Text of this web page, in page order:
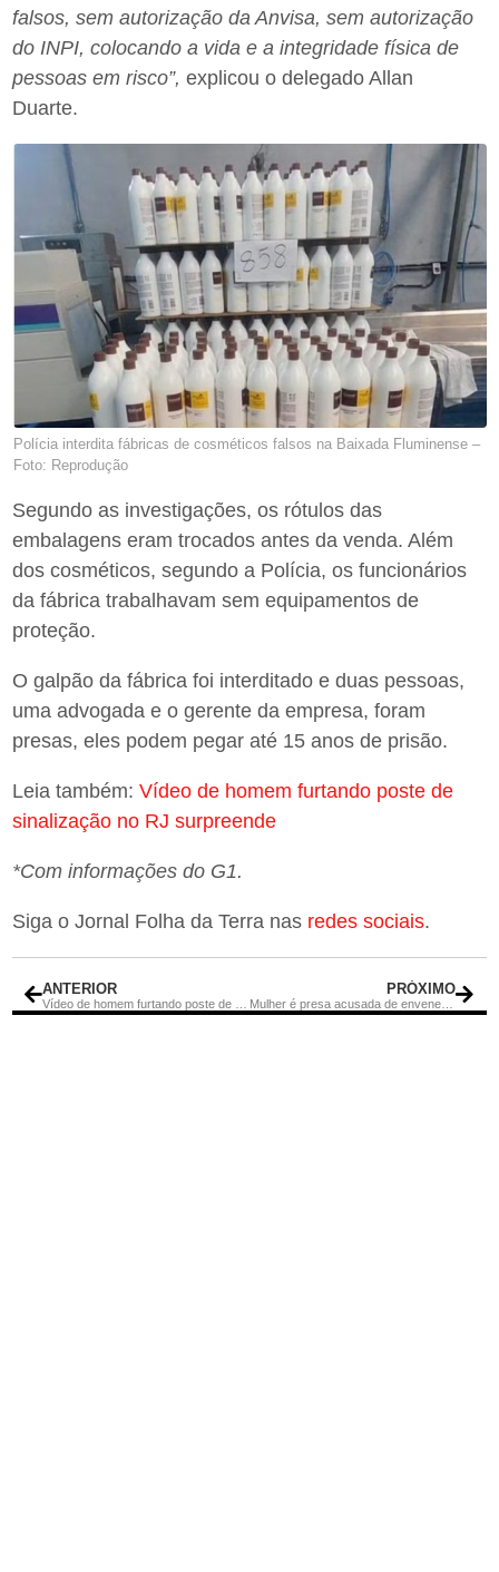
falsos, sem autorização da Anvisa, sem autorização
do INPI, colocando a vida e a integridade física de
pessoas em risco”,explicou o delegado Allan
Duarte.
Polícia interdita fábricas de cosméticos falsos na Baixada Fluminense –
Foto: Reprodução
Segundo as investigações, os rótulos das
embalagens eram trocados antes da venda. Além
dos cosméticos, segundo a Polícia, os funcionários
da fábrica trabalhavam sem equipamentos de
proteção.
O galpão da fábrica foi interditado e duas pessoas,
uma advogada e o gerente da empresa, foram
presas, eles podem pegar até 15 anos de prisão.
Leia também:Vídeo de homem furtando poste de
sinalização no RJ surpreende
*Com informações do G1.
Siga o Jornal Folha da Terra nas redes sociais.
ANTERIOR PRÓXIMO
Mulher é presa acusada de envenenar família com ovo de Páscoa